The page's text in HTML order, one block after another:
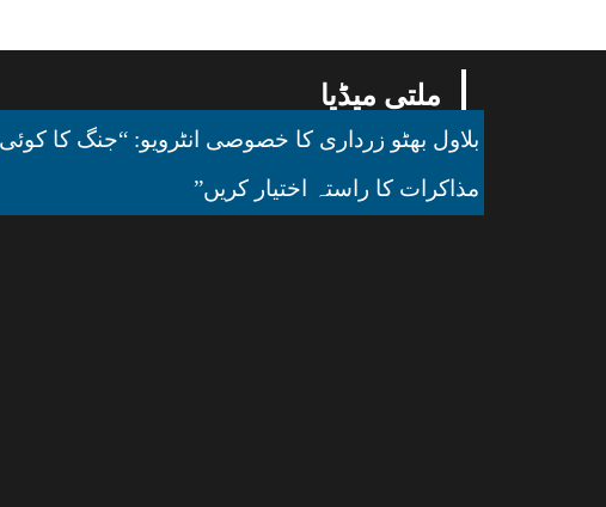
ملتی میڈیا
بلاول بھٹو زرداری کا خصوصی انٹرویو: “جنگ کا کوئی
مذاکرات کا راستہ اختیار کریں”